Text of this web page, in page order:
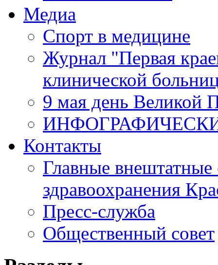
Медиа
Спорт в медицине
Журнал "Первая
клинической
9 мая день Великой
Контакты
Главные внештатные
здравоохранения
Пресс-служба
Общественный совет